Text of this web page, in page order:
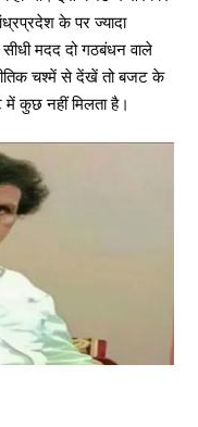
के पर ज्यादा
मदद दो गठबंधन वाले
चश्में से देंखें तो बजट के
कुछ नहीं मिलता है।